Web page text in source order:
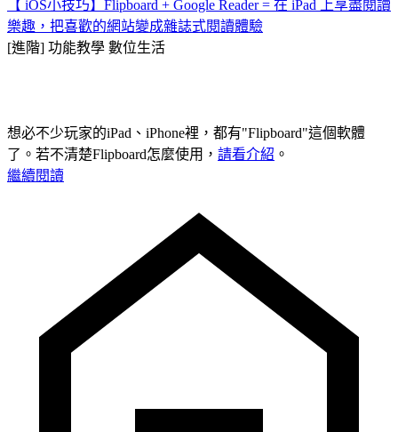
【 iOS小技巧】Flipboard + Google Reader = 在 iPad 上享盡閱讀
樂趣，把喜歡的網站變成雜誌式閱讀體驗
[進階] 功能教學 數位生活
想必不少玩家的iPad、iPhone裡，都有"Flipboard"這個軟體
了。若不清楚Flipboard怎麼使用， 請看介紹 。
繼續閱讀